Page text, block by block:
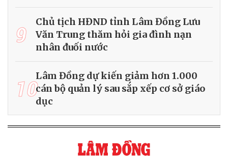
9
Chủ tịch HĐND tỉnh Lâm Đồng Lưu
Văn Trung thăm hỏi gia đình nạn
nhân đuối nước
10Lâm Đồng dự kiến giảm hơn 1.000
cán bộ quản lý sau sắp xếp cơ sở giáo
dục